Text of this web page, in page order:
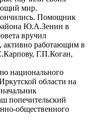
мир.
Помощник
Ю.А.Зенин в
вручил
активно работающим в
Г.П.Коган,
национального
области на
попечительский
общественного